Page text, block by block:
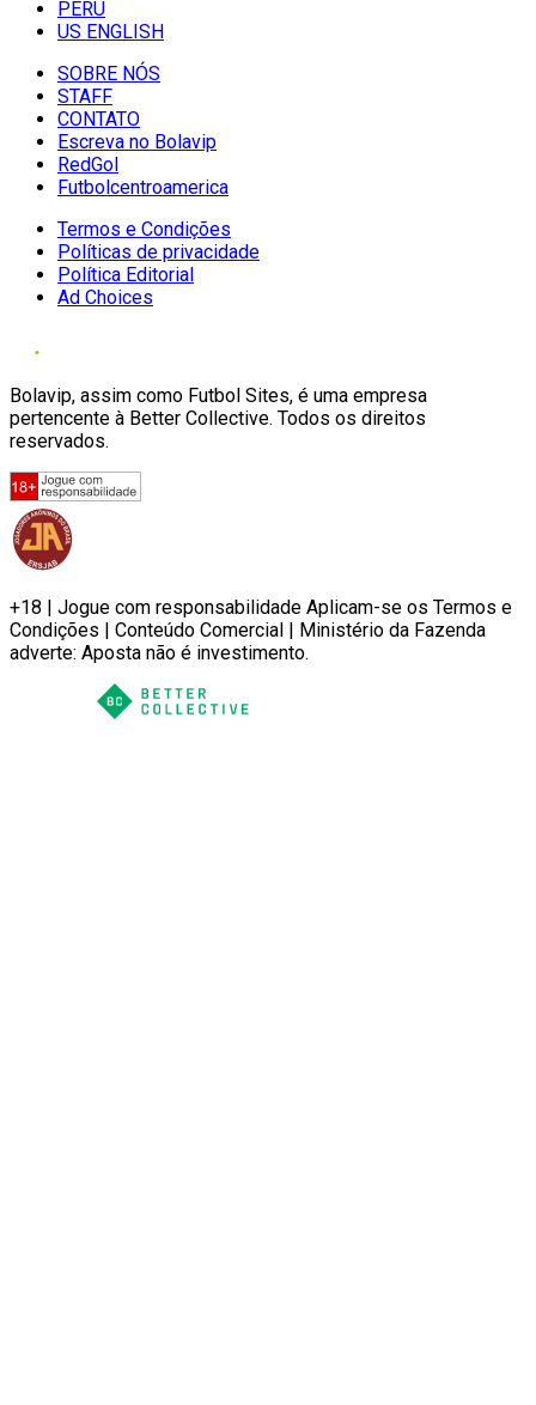
PERU
US ENGLISH
SOBRE NÓS
STAFF
CONTATO
Escreva no Bolavip
RedGol
Futbolcentroamerica
Termos e Condições
Políticas de privacidade
Política Editorial
Ad Choices
Bolavip, assim como Futbol Sites, é uma empresa
pertencente à Better Collective. Todos os direitos
reservados.
+18 | Jogue com responsabilidade Aplicam-se os Termos e
Condições | Conteúdo Comercial | Ministério da Fazenda
adverte: Aposta não é investimento.